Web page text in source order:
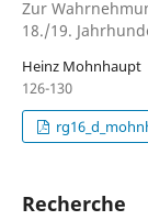
Zur
18./19.
Heinz Mohnhaupt
126-130
Recherche